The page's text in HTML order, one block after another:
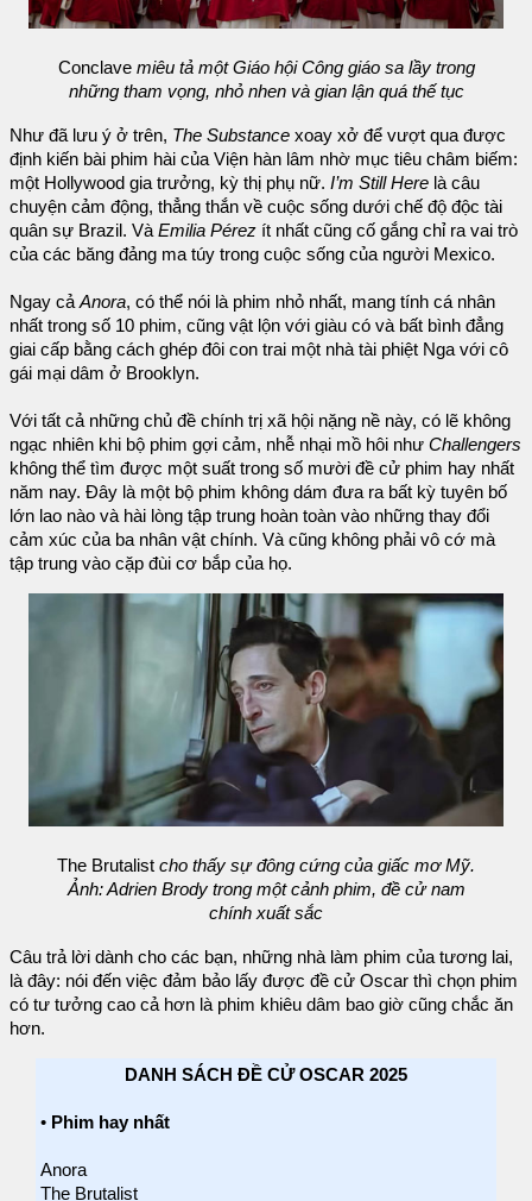
Conclavemiêu tả một Giáo hội Công giáo sa lầy trong
những tham vọng, nhỏ nhen và gian lận quá thế tục
Như đã lưu ý ở trên, The Substance xoay xở để vượt qua được
định kiến ​​bài phim hài của Viện hàn lâm nhờ mục tiêu châm biếm:
một Hollywood gia trưởng, kỳ thị phụ nữ. I’m Still Here là câu
chuyện cảm động, thẳng thắn về cuộc sống dưới chế độ độc tài
quân sự Brazil. VàEmilia Pérez ít nhất cũng cố gắng chỉ ra vai trò
của các băng đảng ma túy trong cuộc sống của người Mexico.
Ngay cảAnora, có thể nói là phim nhỏ nhất, mang tính cá nhân
nhất trong số 10 phim, cũng vật lộn với giàu có và bất bình đẳng
giai cấp bằng cách ghép đôi con trai một nhà tài phiệt Nga với cô
gái mại dâm ở Brooklyn.
Với tất cả những chủ đề chính trị xã hội nặng nề này, có lẽ không
ngạc nhiên khi bộ phim gợi cảm, nhễ nhại mồ hôi như Challengers
không thể tìm được một suất trong số mười đề cử phim hay nhất
năm nay. Đây là một bộ phim không dám đưa ra bất kỳ tuyên bố
lớn lao nào và hài lòng tập trung hoàn toàn vào những thay đổi
cảm xúc của ba nhân vật chính. Và cũng không phải vô cớ mà
tập trung vào cặp đùi cơ bắp của họ.
The Brutalist cho thấy sự đông cứng của giấc mơ Mỹ.
Ảnh: Adrien Brody trong một cảnh phim, đề cử nam
chính xuất sắc
Câu trả lời dành cho các bạn, những nhà làm phim của tương lai,
là đây: nói đến việc đảm bảo lấy được đề cử Oscar thì chọn phim
có tư tưởng cao cả hơn là phim khiêu dâm bao giờ cũng chắc ăn
hơn.
DANH SÁCH ĐỀ CỬ OSCAR 2025
• Phim hay nhất
Anora
The Brutalist